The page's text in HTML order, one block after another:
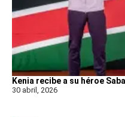
Kenia recibe a su héroe
30 abril, 2026